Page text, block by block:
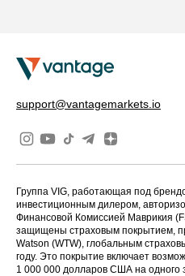
support@vantagemarkets.io
Группа VIG, работающая под
инвестиционным дилером,
Финансовой Комиссией Маврикия
защищены страховым покрытием,
Watson (WTW), глобальным
году. Это покрытие включает
1 000 000 долларов США на одного